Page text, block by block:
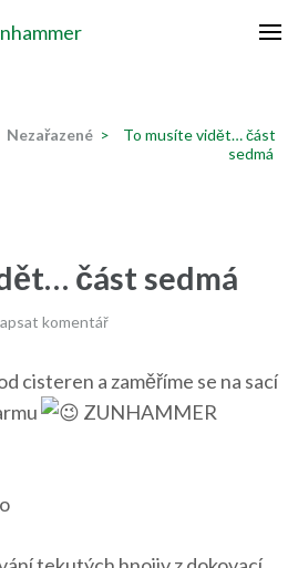
Nezařazené >
To musíte vidět… část
sedmá
část sedmá
komentář
cisteren a zaměříme se na sací
ZUNHAMMER